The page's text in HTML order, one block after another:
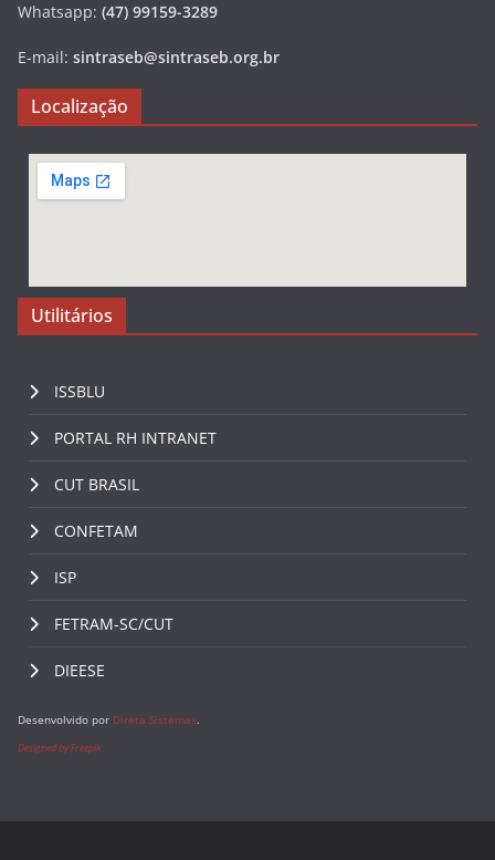
Whatsapp: (47) 99159-3289
E-mail: sintraseb@sintraseb.org.br
Localização
Utilitários
ISSBLU
PORTAL RH INTRANET
CUT BRASIL
CONFETAM
ISP
FETRAM-SC/CUT
DIEESE
Desenvolvido por Direta Sistemas.
Designed by Freepik